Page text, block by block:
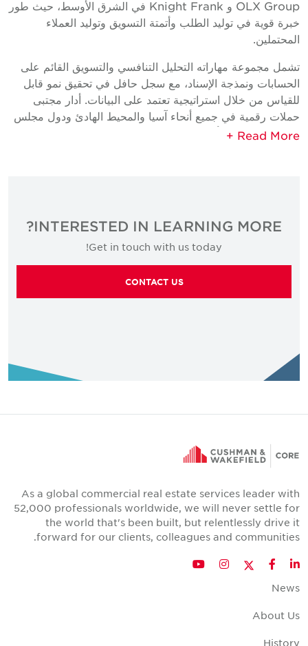
OLX Group و Knight Frank في الشرق الأوسط، حيث طور
خبرة قوية في توليد الطلب وأتمتة التسويق وتوليد العملاء
المحتملين.
تشمل مجموعة مهاراته التحليل التنافسي والتسويق القائم على
الحسابات ونمذجة الإسناد، مع سجل حافل في تحقيق نمو قابل
للقياس من خلال استراتيجية تعتمد على البيانات. أدار مجتبى
حملات رقمية في جميع أنحاء آسيا والمحيط الهادئ ودول مجلس
التعاون الخليجي وأوروبا، مما منحه منظورًا عالميًا حول ما يدفع
• حملات الإعلام/البحث المدفوعة
• التسويق عبر البريد الإلكتروني
• التسويق عبر الإنترنت
• لوحات معلومات الأداء
INTERESTED IN LEARNING MORE?
Get in touch with us today!
CONTACT US
As a global commercial real estate services leader with
52,000 professionals worldwide, we will never settle for
the world that's been built, but relentlessly drive it
forward for our clients, colleagues and communities.
LinkedIn
Facebook
Twitter
Instagram
YouTube
News
About Us
History